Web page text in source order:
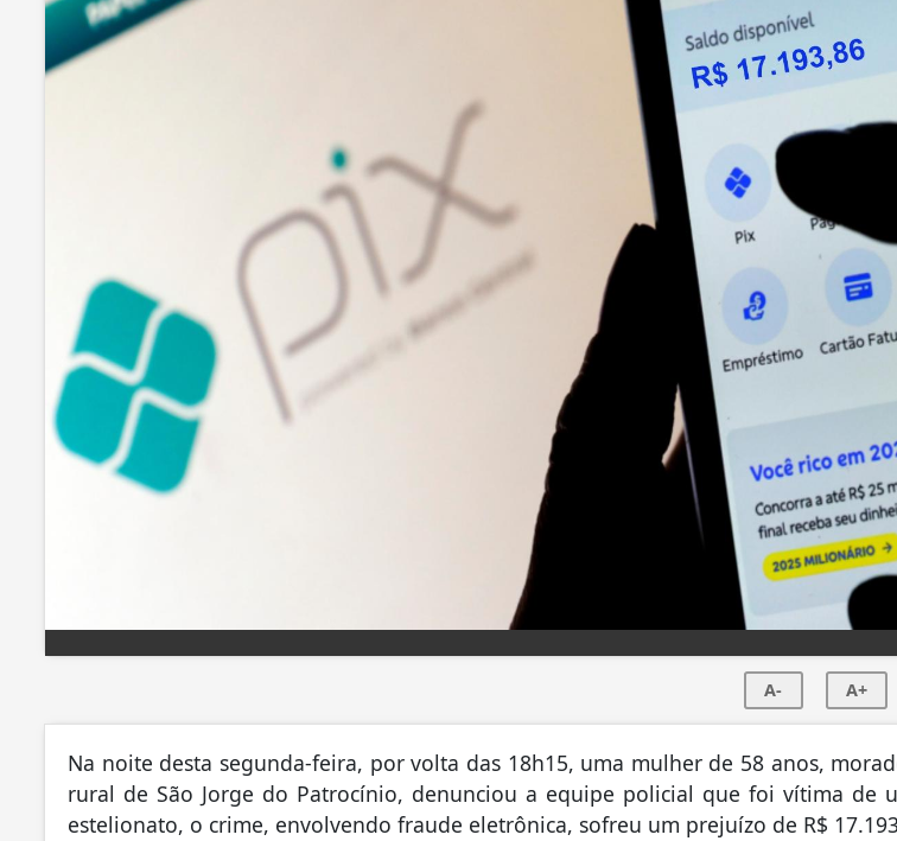
A- A+
Na noite desta segunda-feira, por volta das 18h15, uma mulher de 58 anos,
rural de São Jorge do Patrocínio, denunciou a equipe policial que foi vítima de
estelionato, o crime, envolvendo fraude eletrônica, sofreu um prejuízo de R$